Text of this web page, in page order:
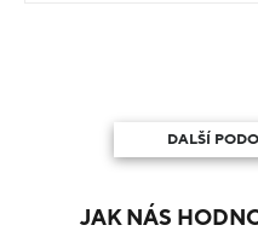
DALŠÍ
JAK NÁS